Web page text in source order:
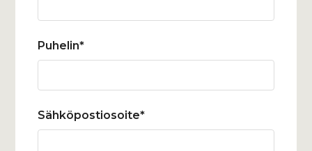
Puhelin*
Sähköpostiosoite*